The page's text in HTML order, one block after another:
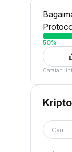
50%
Catatan:
Cari